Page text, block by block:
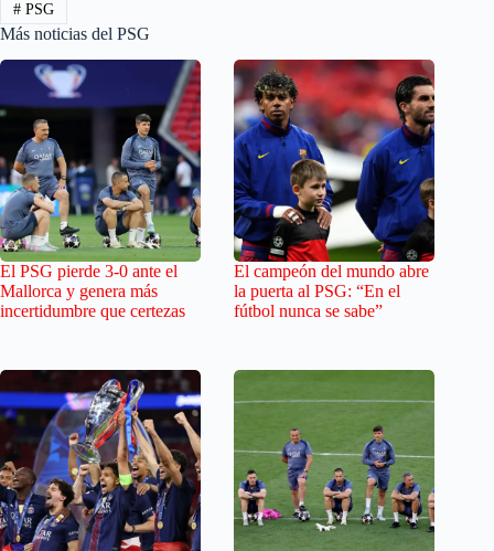
#PSG
Más noticias del PSG
El PSG pierde 3-0 ante el
Mallorca y genera más
incertidumbre que certezas
El campeón del mundo abre
la puerta al PSG: “En el
fútbol nunca se sabe”